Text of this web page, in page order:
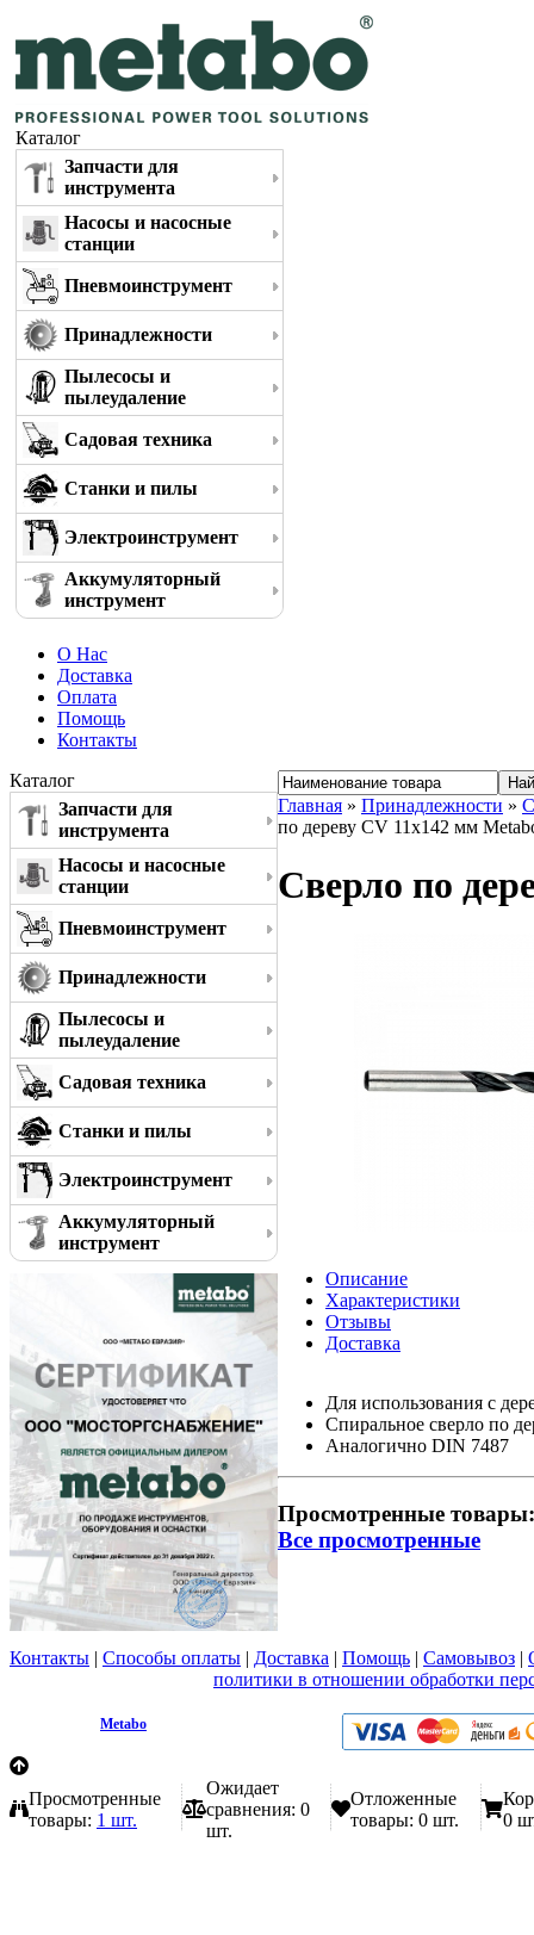
Каталог
Запчасти для
инструмента
Насосы и насосные
станции
Пневмоинструмент
Принадлежности
Пылесосы и
пылеудаление
Садовая техника
Станки и пилы
Электроинструмент
Аккумуляторный
инструмент
О Нас
Доставка
Оплата
Помощь
Контакты
Каталог
Запчасти для
инструмента
Насосы и насосные
станции
Пневмоинструмент
Принадлежности
Пылесосы и
пылеудаление
Садовая техника
Станки и пилы
Электроинструмент
Аккумуляторный
инструмент
Главная » Принадлежности »
по дереву CV 11x142 мм
Сверло по
Описание
Характеристики
Отзывы
Доставка
Для использования с
Спиральное сверло по
Аналогично DIN 7487
Просмотренные товары:
Все просмотренные
Контакты | Способы оплаты | Доставка | Помощь | Самовывоз |
политики в отношении обработки
Metabo
Просмотренные
товары: 1 шт.
Ожидает
сравнения: 0
шт.
Отложенные
товары: 0 шт.
0